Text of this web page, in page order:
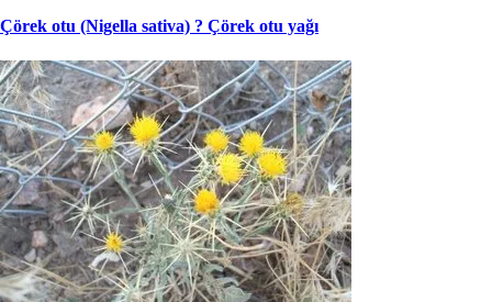
Çörek otu (Nigella sativa) ? Çörek otu yağı